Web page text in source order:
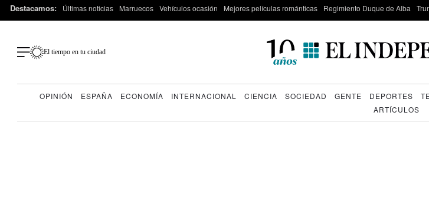
Destacamos: Últimas noticias Marruecos Vehículos ocasión Mejores películas románticas Regimiento Duque de Alba
El tiempo en tu ciudad
OPINIÓN ESPAÑA ECONOMÍA INTERNACIONAL CIENCIA SOCIEDAD GENTE DEPORTES
ARTÍCULOS